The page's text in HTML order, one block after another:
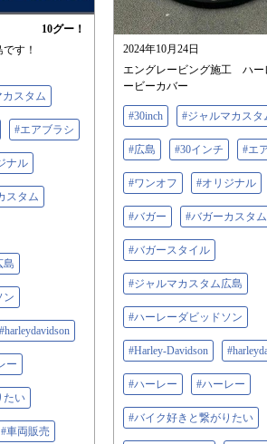
10グー！
す！
スタム
#エアブラシ
ナル
スタム
島
ン
#harleydavidson
ー
たい
#車両販売
2024年10月24日
エングレービング施工 ハ
ービーカバー
#30inch #ジャルマカスタ
#広島 #30インチ #エ
#ワンオフ #オリジナル
#バガー #バガーカスタム
#バガースタイル
#ジャルマカスタム広島
#ハーレーダビッドソン
#Harley-Davidson
#ハーレー #ハーレー
#バイク好きと繋がりたい